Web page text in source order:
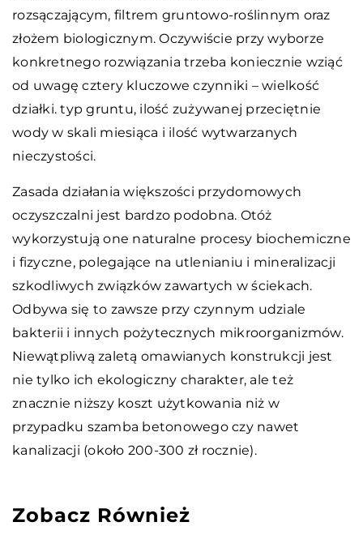
rozsączającym, filtrem gruntowo-roślinnym oraz
złożem biologicznym. Oczywiście przy wyborze
konkretnego rozwiązania trzeba koniecznie wziąć
od uwagę cztery kluczowe czynniki – wielkość
działki. typ gruntu, ilość zużywanej przeciętnie
wody w skali miesiąca i ilość wytwarzanych
nieczystości.
Zasada działania większości przydomowych
oczyszczalni jest bardzo podobna. Otóż
wykorzystują one naturalne procesy biochemiczne
i fizyczne, polegające na utlenianiu i mineralizacji
szkodliwych związków zawartych w ściekach.
Odbywa się to zawsze przy czynnym udziale
bakterii i innych pożytecznych mikroorganizmów.
Niewątpliwą zaletą omawianych konstrukcji jest
nie tylko ich ekologiczny charakter, ale też
znacznie niższy koszt użytkowania niż w
przypadku szamba betonowego czy nawet
kanalizacji (około 200-300 zł rocznie).
Zobacz Również